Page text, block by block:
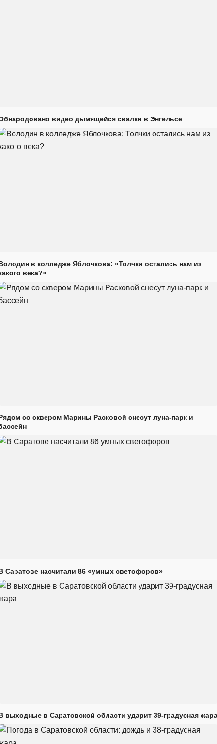
видео дымящейся свалки в Энгельсе
в колледже Яблочкова: «Толчки остались нам из
века?»
со сквером Марины Расковой снесут луна-парк и
Саратове насчитали 86 «умных светофоров»
выходные в Саратовской области ударит 39-градусная жара